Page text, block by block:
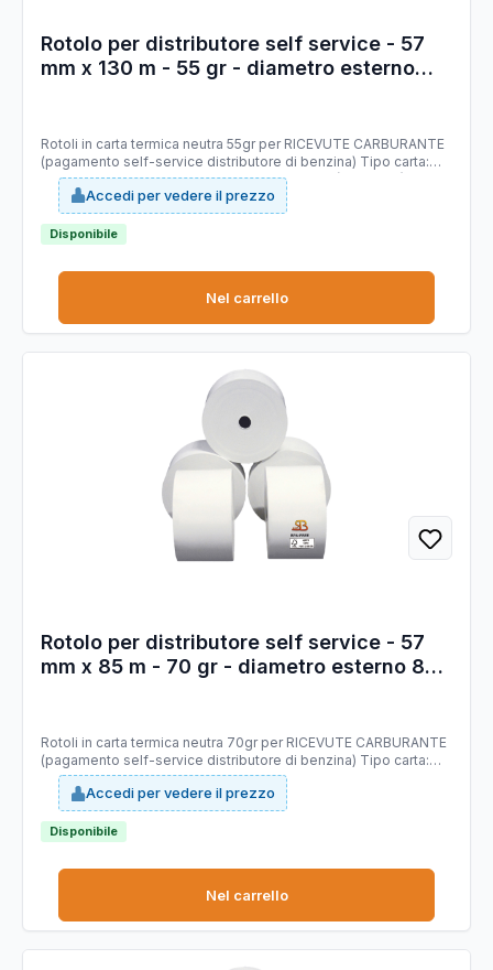
Rotolo per distributore self service - 57
mm x 130 m - 55 gr - diametro esterno
Rotoli in carta termica neutra 55gr per RICEVUTE CARBURANTE
(pagamento self-service distributore di benzina) Tipo carta:
termica Mitsubishi P5046 priva di bisfenolo A (BPA FREE),
stabilità immagine 10 anni, certificata FSC. Larghezza 57 mm.
Lunghezza 130 mt (+/-1%). Diametro esterno rotolo 100 mm.
Anima 12 mm. Grammatura 55g/m2 (+/-3%).
Accedi per vedere il prezzo
Disponibile
Nel carrello
Rotolo per distributore self service - 57
mm x 85 m - 70 gr - diametro esterno 87
Rotoli in carta termica neutra 70gr per RICEVUTE CARBURANTE
(pagamento self-service distributore di benzina) Tipo carta:
termica Mitsubishi T7046 priva di bisfenolo A (BPA FREE),
stabilità immagine 10 anni, certificata FSC. Larghezza 57 mm.
Lunghezza 85 mt (+/-1%). Diametro esterno rotolo 87 mm.
Anima 12 mm. Grammatura 70g/m2 (+/-3%).
Accedi per vedere il prezzo
Disponibile
Nel carrello